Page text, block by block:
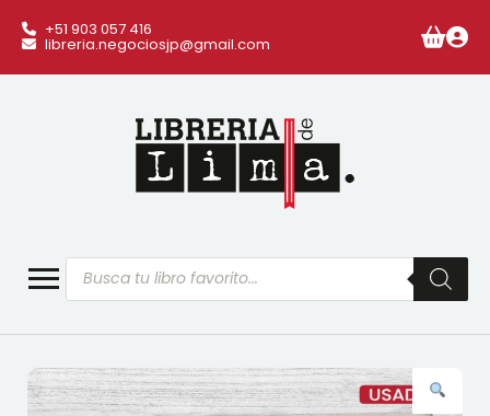
+51 903 057 416
libreria.negociosjp@gmail.com
Búsqueda
de
productos